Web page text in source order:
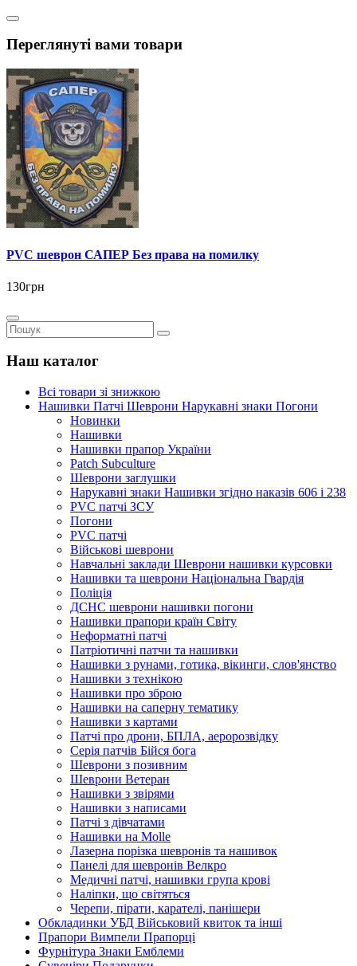
Переглянуті вами товари
PVC шеврон САПЕР Без права на помилку
130грн
Наш каталог
Всі товари зі знижкою
Нашивки Патчі Шеврони Нарукавні знаки Погони
Новинки
Нашивки
Нашивки прапор України
Рatch Subculture
Шеврони заглушки
Нарукавні знаки Нашивки згідно наказів 606 і 238
PVC патчі ЗСУ
Погони
PVC патчі
Військові шеврони
Навчальні заклади Шеврони нашивки курсовки
Нашивки та шеврони Національна Гвардія
Поліція
ДСНС шеврони нашивки погони
Нашивки прапори країн Світу
Неформатні патчі
Патріотичні патчи та нашивки
Нашивки з рунами, готика, вікинги, слов'янство
Нашивки з технікою
Нашивки про зброю
Нашивки на саперну тематику
Нашивки з картами
Патчі про дрони, БПЛА, аеророзвідку
Серія патчів Бійся бога
Шеврони з позивним
Шеврони Ветеран
Нашивки з звірями
Нашивки з написами
Патчі з дівчатами
Нашивки на Molle
Лазерна порізка шевронів та нашивок
Панелі для шевронів Велкро
Медичні патчі, нашивки група крові
Наліпки, що світяться
Черепи, пірати, карателі, панішери
Обкладинки УБД Військовий квиток та інші
Прапори Вимпели Прапорці
Фурнітура Знаки Емблеми